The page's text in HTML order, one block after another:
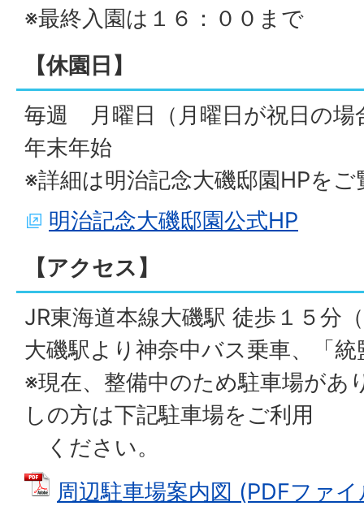
※最終入園は１６：００まで
【休園日】
毎週 月曜日（月曜日が祝日の場
年末年始
※詳細は明治記念大磯邸園HPを
明治記念大磯邸園公式HP
【アクセス】
JR東海道本線大磯駅 徒歩１５分
大磯駅より神奈中バス乗車、「
※現在、整備中のため駐車場があ
しの方は下記駐車場をご利用
ください。
周辺駐車場案内図 (PDFファ